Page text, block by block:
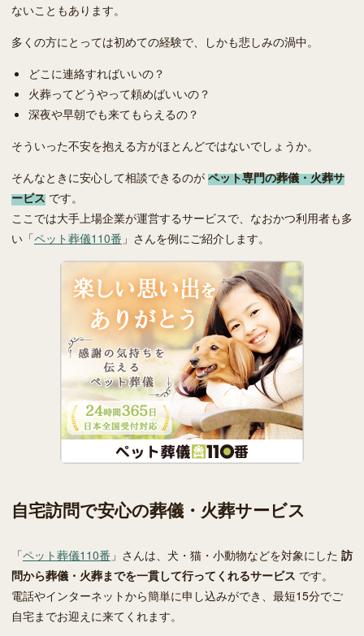
ないこともあります。
多くの方にとっては初めての経験で、しかも悲しみの渦中。
どこに連絡すればいいの？
火葬ってどうやって頼めばいいの？
深夜や早朝でも来てもらえるの？
そういった不安を抱える方がほとんどではないでしょうか。
そんなときに安心して相談できるのが ペット専門の葬儀・火葬サ
ービス です。
ここでは大手上場企業が運営するサービスで、なおかつ利用者も多
い「ペット葬儀110番 」さんを例にご紹介します。
自宅訪問で安心の葬儀・火葬サービス
「ペット葬儀110番 」さんは、犬・猫・小動物などを対象にした 訪
問から葬儀・火葬までを一貫して行ってくれるサービス です。
電話やインターネットから簡単に申し込みができ、最短15分でご
自宅までお迎えに来てくれます。